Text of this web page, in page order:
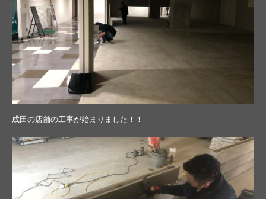
成田の店舗の工事が始まりました！！